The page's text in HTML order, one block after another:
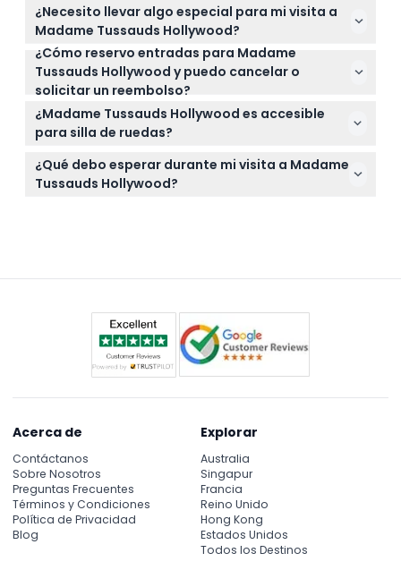
su visita, pero no se permiten videos ni fotos para
uso comercial o transmisión en vivo.
¿Necesito llevar algo especial para mi visita a
Madame Tussauds Hollywood?
No se requieren artículos especiales, pero tenga en
cuenta que no se permiten alimentos ni bebidas
del exterior dentro del recinto.
¿Cómo reservo entradas para Madame
Tussauds Hollywood y puedo cancelar o
solicitar un reembolso?
Puede reservar sus entradas de forma segura en
línea a través de este sitio web. Tenga en cuenta
pueden ser canceladas.
¿Madame Tussauds Hollywood es accesible
para silla de ruedas?
Sí, el museo es accesible para silla de ruedas,
garantizando una visita cómoda para huéspedes
con necesidades de movilidad.
¿Qué debo esperar durante mi visita a Madame
Tussauds Hollywood?
música y los íconos de la cultura pop.
Acerca de
Contáctanos
Sobre Nosotros
Preguntas Frecuentes
Términos y Condiciones
Política de Privacidad
Blog
Explorar
Australia
Singapur
Francia
Reino Unido
Hong Kong
Estados Unidos
Todos los Destinos